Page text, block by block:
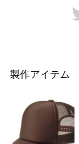
製作アイテム